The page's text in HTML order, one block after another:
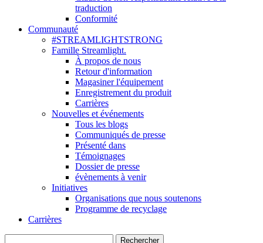
traduction
Conformité
Communauté
#STREAMLIGHTSTRONG
Famille Streamlight.
À propos de nous
Retour d'information
Magasiner l'équipement
Enregistrement du produit
Carrières
Nouvelles et événements
Tous les blogs
Communiqués de presse
Présenté dans
Témoignages
Dossier de presse
évènements à venir
Initiatives
Organisations que nous soutenons
Programme de recyclage
Carrières